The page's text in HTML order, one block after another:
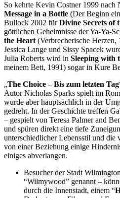
So kehrte Kevin Costner 1999
Message in a Bottle (Der Beginn
Bullock 2002 fürDivine Secrets of
göttlichen Geheimnisse der Ya-Ya-
the Heart (Verbrecherische
Jessica Lange und Sissy Spacek
Julia Roberts wird in Sleeping with
meinem Bett, 1991) sogar in Kure
„The Choice – Bis zum letzten Tag
Autor Nicholas Sparks spielt im
wurde aber hauptsächlich in der
gedreht. In der Geschichte treffen
– gespielt von Teresa Palmer and
und spüren direkt eine tiefe
unterschiedlicher Lebensstil und die
von einer Beziehung einige
einiges abverlangen.
Besucher der Stadt
“Wilmywood” genannt –
durch die Innenstadt, einem “